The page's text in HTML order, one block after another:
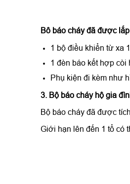
Bô báo cháy đã được
1 bộ điều khiển từ xa
1 đèn báo kết hợp
Phụ kiện đi kèm như
3. Bộ báo cháy hộ gia
Bộ báo cháy đã được
Giới hạn lên đến 1 tổ có